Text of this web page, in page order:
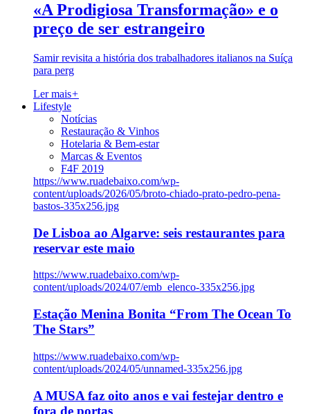
«A Prodigiosa Transformação» e o
preço de ser estrangeiro
Samir revisita a história dos trabalhadores italianos na Suíça
para perg
Ler mais+
Lifestyle
Notícias
Restauração & Vinhos
Hotelaria & Bem-estar
Marcas & Eventos
F4F 2019
https://www.ruadebaixo.com/wp-
content/uploads/2026/05/broto-chiado-prato-pedro-pena-
bastos-335x256.jpg
De Lisboa ao Algarve: seis restaurantes para
reservar este maio
https://www.ruadebaixo.com/wp-
content/uploads/2024/07/emb_elenco-335x256.jpg
Estação Menina Bonita “From The Ocean To
The Stars”
https://www.ruadebaixo.com/wp-
content/uploads/2024/05/unnamed-335x256.jpg
A MUSA faz oito anos e vai festejar dentro e
fora de portas